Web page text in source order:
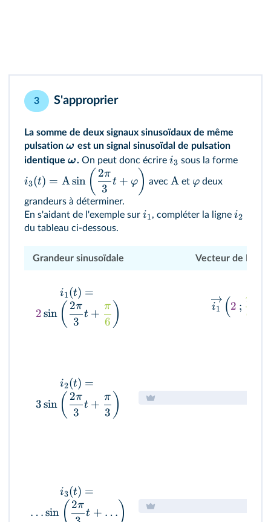
3 S'approprier
La somme de deux signaux sinusoïdaux de même
pulsation ω est un signal sinusoïdal de pulsation
identique ω. On peut donc écrire i3 sous la forme
i3(t) = Asin ( 3
2π
t + φ ) avec A et φ deux
grandeurs à déterminer.
En s'aidant de l'exemple sur i1, compléter la ligne i2
du tableau ci‑dessous.
Grandeur sinusoïdale Vecteur de
i1(t) =
2sin ( 3
2π
t +
6
π ) i1 (2 ;
6
π
i2(t) =
3sin ( 3
2π
t +
3
π )
i3(t) =
…sin ( 2π
t + … )